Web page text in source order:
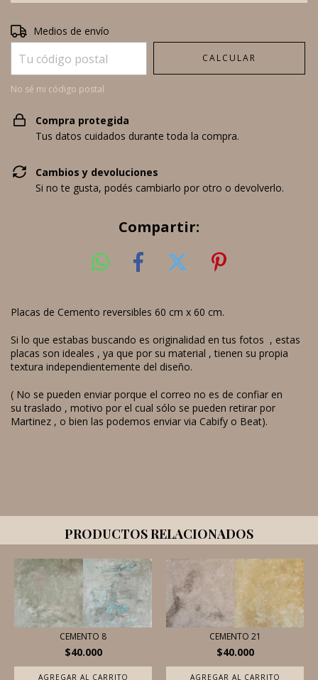
Entregas para el CP:
Medios de envío
CALCULAR
No sé mi código postal
Compra protegida
Tus datos cuidados durante toda la compra.
Cambios y devoluciones
Si no te gusta, podés cambiarlo por otro o devolverlo.
Compartir:
Placas de Cemento reversibles 60 cm x 60 cm.
Si lo que estabas buscando es originalidad en tus fotos , estas
placas son ideales , ya que por su material , tienen su propia
textura independientemente del diseño.
( No se pueden enviar porque el correo no es de confiar en
su traslado , motivo por el cual sólo se pueden retirar por
Martinez , o bien las podemos enviar via Cabify o Beat).
PRODUCTOS RELACIONADOS
CEMENTO 8
$40.000
CEMENTO 21
$40.000